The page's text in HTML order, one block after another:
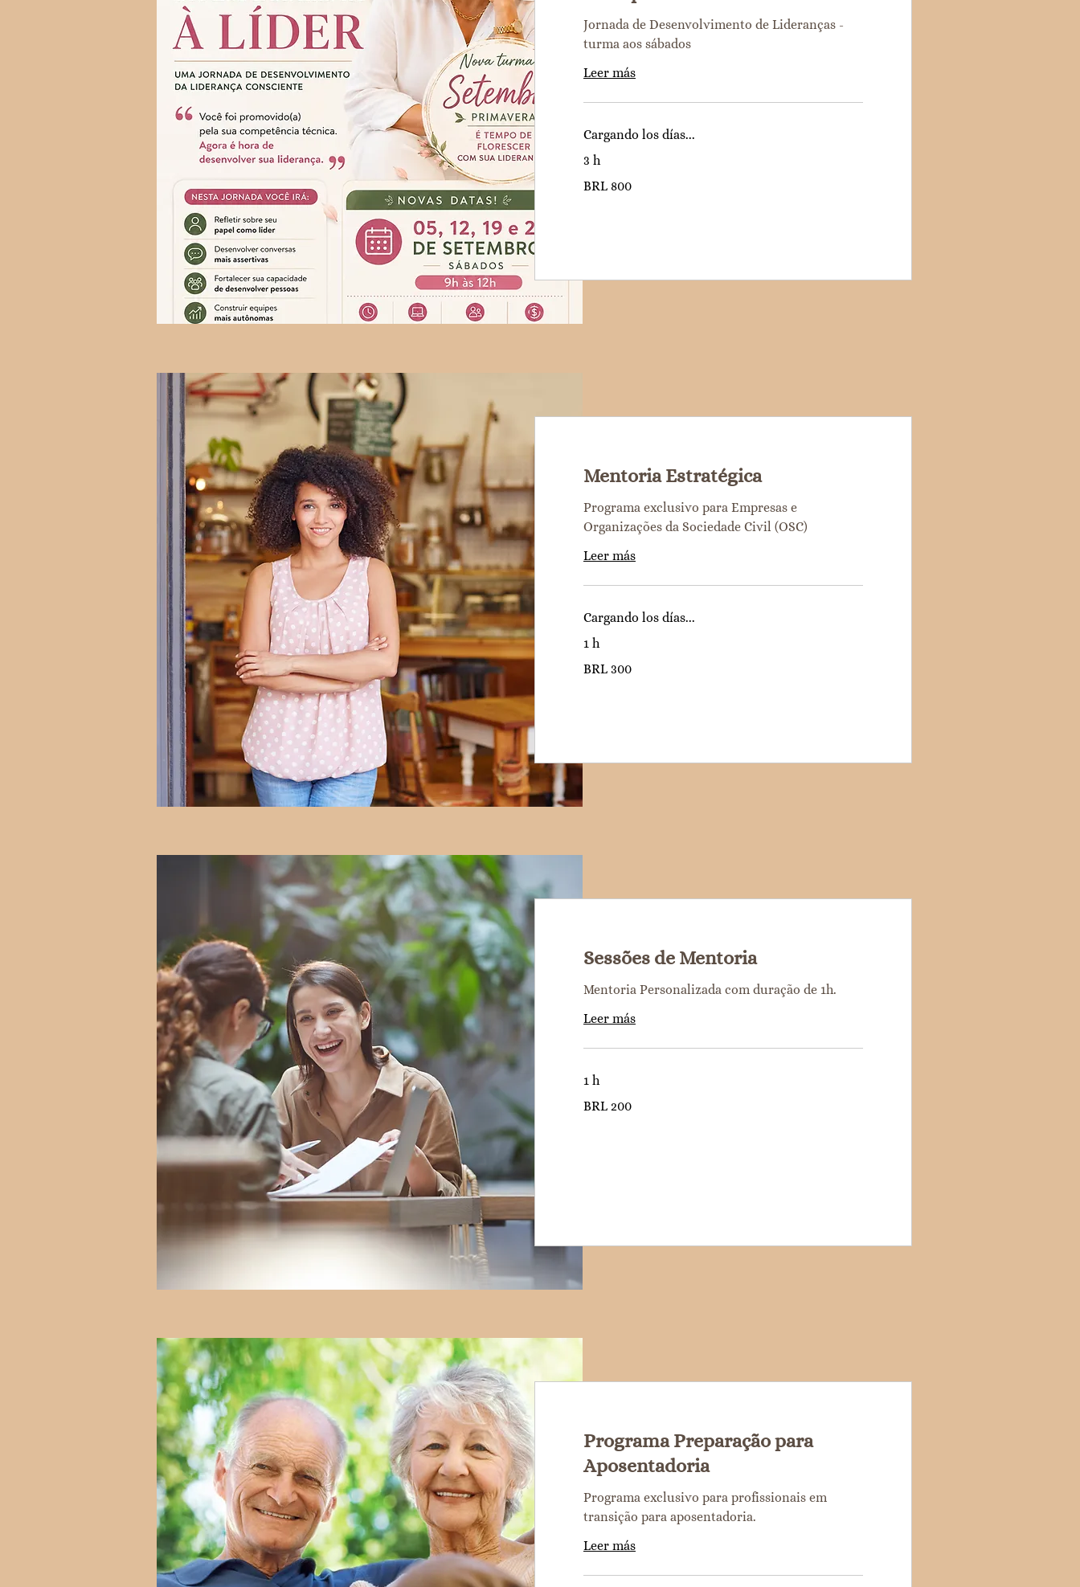
Jornada de Desenvolvimento de Lideranças -
turma aos sábados
Leer más
Cargando los días...
3 h
reales
BRL 800
Mentoria Estratégica
Programa exclusivo para Empresas e
Organizações da Sociedade Civil (OSC)
Leer más
Cargando los días...
1 h
reales
BRL 300
Sessões de Mentoria
Mentoria Personalizada com duração de 1h.
Leer más
1 h
reales
BRL 200
Programa Preparação para
Aposentadoria
Programa exclusivo para profissionais em
transição para aposentadoria.
Leer más